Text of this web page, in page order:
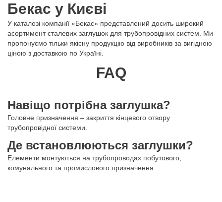
Бекас у Києві
У каталозі компанії «Бекас» представлений досить широкий
асортимент сталевих заглушок для трубопровідних систем. Ми
пропонуємо тільки якісну продукцію від виробників за вигідною
ціною з доставкою по Україні.
FAQ
Навіщо потрібна заглушка?
Головне призначення – закриття кінцевого отвору
трубопровідної системи.
Де встановлюються заглушки?
Елементи монтуються на трубопроводах побутового,
комунального та промислового призначення.